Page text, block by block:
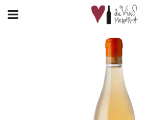
VER CESTA